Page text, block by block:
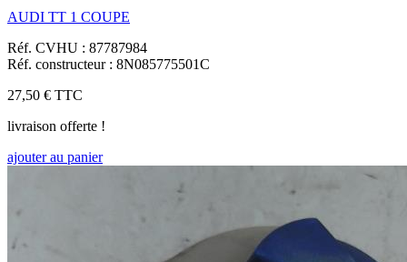
AUDI TT 1 COUPE
Réf. CVHU : 87787984
Réf. constructeur : 8N085775501C
27,50 € TTC
livraison offerte !
ajouter au panier